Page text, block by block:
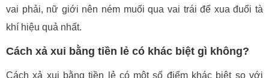
vai phải, nữ giới nên ném muối qua vai trái để xua đuổi tà
khí hiệu quả nhất.
Cách xả xui bằng tiền lẻ có khác biệt gì không?
Cách xả xui bằng tiền lẻ có một số điểm khác biệt so với